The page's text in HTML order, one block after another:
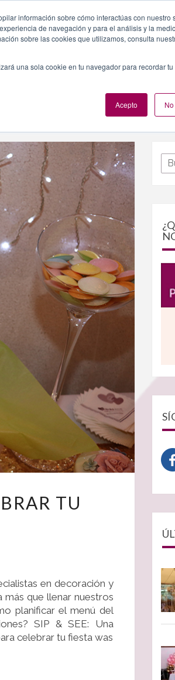
información sobre cómo interactúas con nuestro
de navegación y para el análisis y la
sobre las cookies que utilizamos, consulta
una sola cookie en tu navegador para recordar tu
Acepto
TE OFRECEMOS PLANES
TU
en decoración y
más que llenar nuestros
planificar el menú del
SIP & SEE: Una
celebrar tu fiesta was